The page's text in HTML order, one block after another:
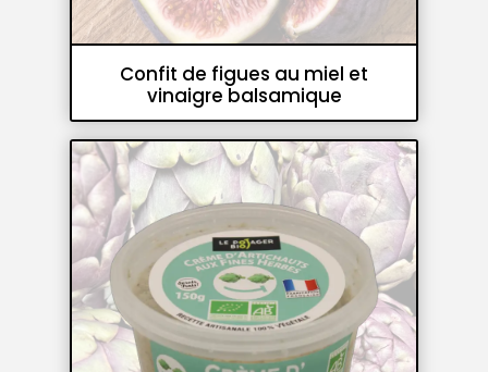
Confit de figues au miel et
vinaigre balsamique
Accompagnements Confits